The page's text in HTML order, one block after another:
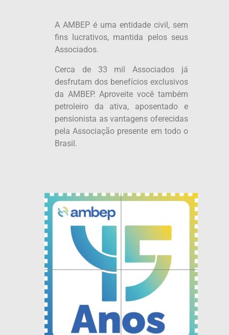
A AMBEP é uma entidade civil, sem
fins lucrativos, mantida pelos seus
Associados.
Cerca de 33 mil Associados já
desfrutam dos benefícios exclusivos
da AMBEP. Aproveite você também
petroleiro da ativa, aposentado e
pensionista as vantagens oferecidas
pela Associação presente em todo o
Brasil.